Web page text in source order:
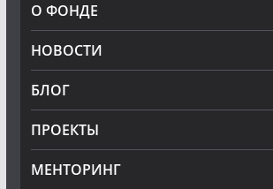
О ФОНДЕ
НОВОСТИ
БЛОГ
ПРОЕКТЫ
МЕНТОРИНГ